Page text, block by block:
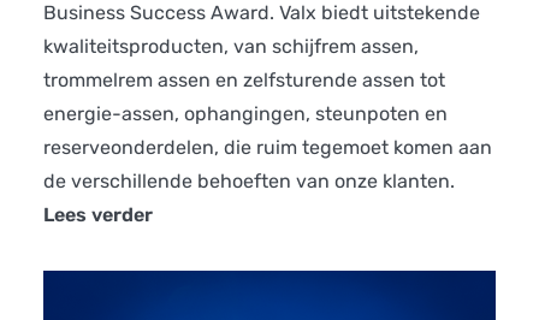
Business Success Award. Valx biedt uitstekende
kwaliteitsproducten, van schijfrem assen,
trommelrem assen en zelfsturende assen tot
energie-assen, ophangingen, steunpoten en
reserveonderdelen, die ruim tegemoet komen aan
de verschillende behoeften van onze klanten.
Lees verder